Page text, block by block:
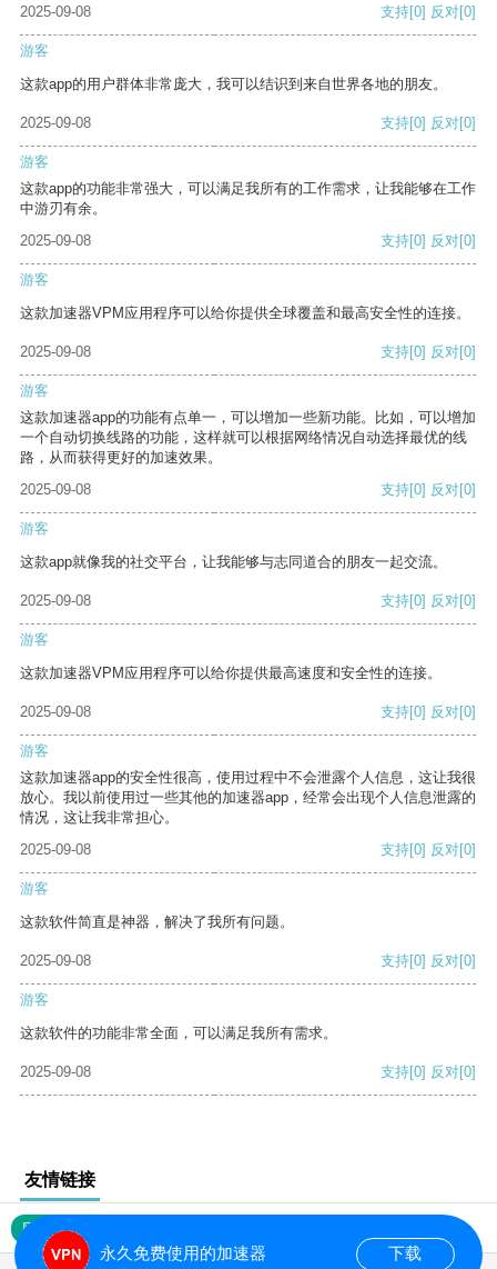
2025-09-08 支持[0] 反对[0]
游客
这款app的用户群体非常庞大，我可以结识到来自世界各地的朋友。
2025-09-08 支持[0] 反对[0]
游客
这款app的功能非常强大，可以满足我所有的工作需求，让我能够在工作
中游刃有余。
2025-09-08
支持[0] 反对[0]
游客
这款加速器VPM应用程序可以给你提供全球覆盖和最高安全性的连接。
2025-09-08 支持[0] 反对[0]
游客
这款加速器app的功能有点单一，可以增加一些新功能。比如，可以增加
一个自动切换线路的功能，这样就可以根据网络情况自动选择最优的线
路，从而获得更好的加速效果。
2025-09-08
支持[0] 反对[0]
游客
这款app就像我的社交平台，让我能够与志同道合的朋友一起交流。
2025-09-08 支持[0] 反对[0]
游客
这款加速器VPM应用程序可以给你提供最高速度和安全性的连接。
2025-09-08 支持[0] 反对[0]
游客
这款加速器app的安全性很高，使用过程中不会泄露个人信息，这让我很
放心。我以前使用过一些其他的加速器app，经常会出现个人信息泄露的
情况，这让我非常担心。
2025-09-08
支持[0] 反对[0]
游客
这款软件简直是神器，解决了我所有问题。
2025-09-08 支持[0] 反对[0]
游客
这款软件的功能非常全面，可以满足我所有需求。
2025-09-08 支持[0] 反对[0]
友情链接
网站地图
永久免费使用的加速器 下载